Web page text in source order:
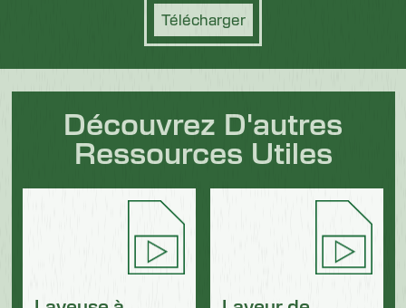
Télécharger
Découvrez D'autres
Ressources Utiles